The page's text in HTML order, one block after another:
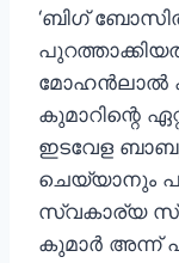
‘ബിഗ്
മോഹൻലാൽ
കുമാറിന്റെ
ഇടവേള
ചെയ്യാനും
സ്വകാര്യ
കുമാര്‍ അന്ന്